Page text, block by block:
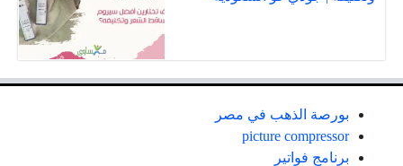
بورصة الذهب في مصر
picture compressor
برنامج فواتير